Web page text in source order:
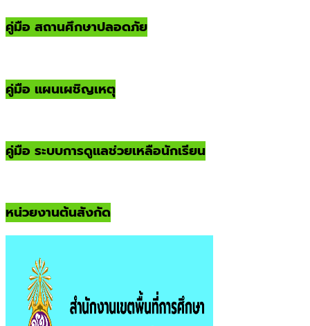
คู่มือ สถานศึกษาปลอดภัย
คู่มือ แผนเผชิญเหตุ
คู่มือ ระบบการดูแลช่วยเหลือนักเรียน
หน่วยงานต้นสังกัด